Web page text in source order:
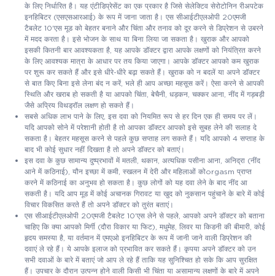
के लिए निर्धारित है। यह एंटीडिप्रेसेंट का एक प्रकार है जिसे सेलेक्टिव सेरोटोनिन रीअपटेक
इनहिबिटर (एसएसआरआई) के रूप में जाना जाता है। एस सीआईटीएलओपी 20एमजी
टैबलेट 10'एस मूड को बेहतर बनाने और चिंता और तनाव को दूर करने से डिप्रेशन से उबरने
में मदद करता है। इसे भोजन के साथ या बिना लिया जा सकता है। खुराक और आपको
इसकी कितनी बार आवश्यकता है, यह आपके डॉक्टर द्वारा आपके लक्षणों को नियंत्रित करने
के लिए आवश्यक मात्रा के आधार पर तय किया जाएगा। आपके डॉक्टर आपको कम खुराक
पर शुरू कर सकते हैं और इसे धीरे-धीरे बढ़ा सकते हैं। खुराक को न बदलें या अपने डॉक्टर
से बात किए बिना इसे लेना बंद न करें, भले ही आप अच्छा महसूस करें। ऐसा करने से आपकी
स्थिति और खराब हो सकती है या आपको चिंता, बेचैनी, धड़कन, चक्कर आना, नींद में गड़बड़ी
जैसे अप्रिय विथड्रॉल लक्षण हो सकते हैं।
सबसे अधिक लाभ पाने के लिए, इस दवा को नियमित रूप से हर दिन एक ही समय पर लें।
यदि आपको सोने में परेशानी होती है तो आपका डॉक्टर आपको इसे सुबह लेने की सलाह दे
सकता है। बेहतर महसूस करने से पहले कुछ सप्ताह लग सकते हैं। यदि आपको 4 सप्ताह के
बाद भी कोई सुधार नहीं दिखता है तो अपने डॉक्टर को बताएं।
इस दवा के कुछ सामान्य दुष्प्रभावों में मतली, थकान, अत्यधिक पसीना आना, अनिद्रा (नींद
आने में कठिनाई), यौन इच्छा में कमी, स्खलन में देरी और महिलाओं कोorgasm प्राप्त
करने में कठिनाई का अनुभव हो सकता है। कुछ लोगों को यह दवा लेने के बाद नींद आ
सकती है। यदि आप मूड में कोई अचानक गिरावट या खुद को नुकसान पहुंचाने के बारे में कोई
विचार विकसित करते हैं तो अपने डॉक्टर को तुरंत बताएं।
एस सीआईटीएलओपी 20एमजी टैबलेट 10'एस लेने से पहले, आपको अपने डॉक्टर को बताना
चाहिए कि क्या आपको मिर्गी (दौरा विकार या फिट), मधुमेह, लिवर या किडनी की बीमारी, कोई
हृदय समस्या है, या वर्तमान में एमएओ इनहिबिटर के रूप में जानी जाने वाली डिप्रेशन की
दवाएं ले रहे हैं। ये आपके इलाज को प्रभावित कर सकते हैं। कृपया अपने डॉक्टर को उन
सभी दवाओं के बारे में बताएं जो आप ले रहे हैं ताकि यह सुनिश्चित हो सके कि आप सुरक्षित
हैं। उपचार के दौरान उत्पन्न होने वाली किसी भी चिंता या असामान्य लक्षणों के बारे में अपने